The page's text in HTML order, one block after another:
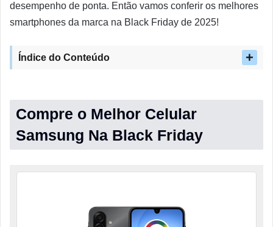
desempenho de ponta. Então vamos conferir os melhores
smartphones da marca na Black Friday de 2025!
Índice do Conteúdo
Compre o Melhor Celular
Samsung Na Black Friday